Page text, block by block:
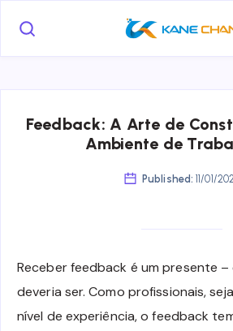
Feedback: A Arte de
Ambiente de
Published: 11/01/
Receber feedback é um presente
deveria ser. Como profissionais,
nível de experiência, o feedback